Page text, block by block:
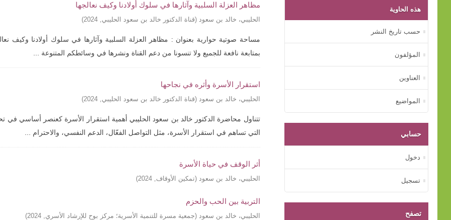
‏مظاهر العزلة السلبية وآثارها في سلوك أولادنا وكيف نعالجها
الحليبي، خالد بن سعود (قناة الدكتور خالد بن سعود الحليبي,
2024
)
مساحة صوتية حوارية بعنوان : ‏مظاهر العزلة السلبية وآثارها في سلوك أولادنا وكيف
بمتابعة نافعة للجميع ولا تنسونا من دعم القناة ونشرها في وسائطكم المتنوعة ...
استقرار الأسرة وأثره في نجاحها
الحليبي، خالد بن سعود (قناة الدكتور خالد بن سعود الحليبي,
2024
)
تتناول محاضرة الدكتور خالد بن سعود الحليبي أهمية استقرار الأسرة كعنصر أساسي في
التي تساهم في استقرار الأسرة، مثل التواصل الفعّال، الدعم النفسي، والاحترام ...
أثر الوقف في حياة الأسرة
الحليبي، خالد بن سعود (تمكين الأوقاف,
2024
)
التربية بين الحب والحزم
الحليبي، خالد بن سعود (جمعية مسرة للتنمية الأسرية؛ مركز بوح للإرشاد الأسري,
2024
)
هذه الحاوية
حسب تاريخ النشر
المؤلفون
العناوين
المواضيع
حسابي
دخول
تسجيل
تصفح